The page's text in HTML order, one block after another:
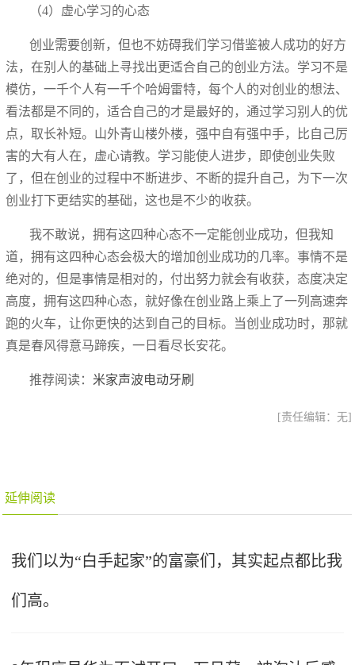
（4）虚心学习的心态
创业需要创新，但也不妨碍我们学习借鉴被人成功的好方
法，在别人的基础上寻找出更适合自己的创业方法。学习不是
模仿，一千个人有一千个哈姆雷特，每个人的对创业的想法、
看法都是不同的，适合自己的才是最好的，通过学习别人的优
点，取长补短。山外青山楼外楼，强中自有强中手，比自己厉
害的大有人在，虚心请教。学习能使人进步，即使创业失败
了，但在创业的过程中不断进步、不断的提升自己，为下一次
创业打下更结实的基础，这也是不少的收获。
我不敢说，拥有这四种心态不一定能创业成功，但我知
道，拥有这四种心态会极大的增加创业成功的几率。事情不是
绝对的，但是事情是相对的，付出努力就会有收获，态度决定
高度，拥有这四种心态，就好像在创业路上乘上了一列高速奔
跑的火车，让你更快的达到自己的目标。当创业成功时，那就
真是春风得意马蹄疾，一日看尽长安花。
推荐阅读： 米家声波电动牙刷
[责任编辑：无]
延伸阅读
我们以为“白手起家”的富豪们，其实起点都比我
们高。